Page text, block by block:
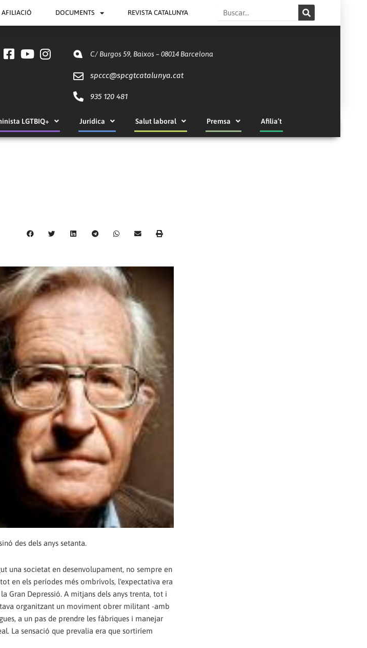
AFILIACIÓ DOCUMENTS REVISTA CATALUNYA Search
C/ Burgos 59, Baixos – 08014 Barcelona
spccc@spcgtcatalunya.cat
935 120 481
LGTBIQ+ Jurídica Salut laboral Premsa Afilia’t
des dels anys setanta.
una societat en desenvolupament, no sempre en
en els períodes més ombrívols, l'expectativa era
Gran Depressió. A mitjans dels anys trenta, tot i
organitzant un moviment obrer militant -amb
a un pas de prendre les fàbriques i manejar
La sensació que prevalia era que sortiríem